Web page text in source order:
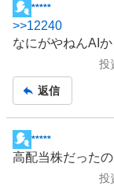
掲
示
板
*****
>>12240
なにがやねんAIか
投
返信
掲
示
*****
高配当株だったの
投